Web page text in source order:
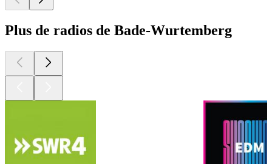
Plus de radios de Bade-Wurtemberg